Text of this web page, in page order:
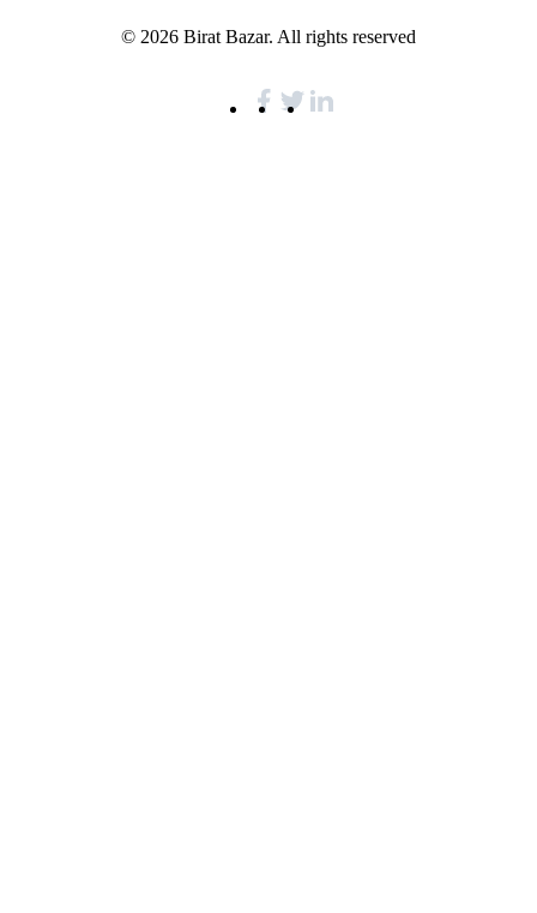
© 2026 Birat Bazar. All rights reserved